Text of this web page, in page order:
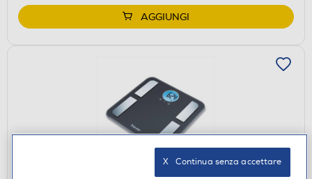
AGGIUNGI
X   Continua senza accettare